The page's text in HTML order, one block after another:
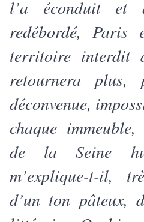
l’a éconduit
redébordé,
territoire interdit
retournera plus,
déconvenue,
chaque
de la Seine
m’explique-t-il,
d’un ton pâteux,